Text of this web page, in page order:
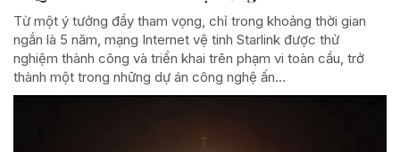
Từ một ý tưởng đầy tham vọng, chỉ trong khoảng thời gian
ngắn là 5 năm, mạng Internet vệ tinh Starlink được thử
nghiệm thành công và triển khai trên phạm vi toàn cầu, trở
thành một trong những dự án công nghệ ấn...